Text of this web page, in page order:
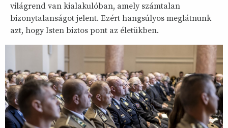
világrend van kialakulóban, amely számtalan
bizonytalanságot jelent. Ezért hangsúlyos meglátnunk
azt, hogy Isten biztos pont az életükben.